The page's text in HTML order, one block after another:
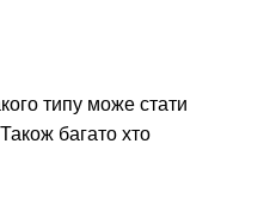
типу може стати
багато хто